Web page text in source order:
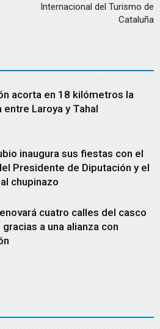
Internacional del Turismo de
Cataluña
acorta en 18 kilómetros la
entre Laroya y Tahal
inaugura sus fiestas con el
Presidente de Diputación y el
chupinazo
cuatro calles del casco
a una alianza con